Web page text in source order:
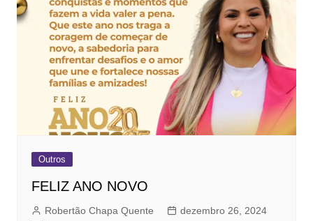
Outros
FELIZ ANO NOVO
Robertão Chapa Quente
dezembro 26, 2024